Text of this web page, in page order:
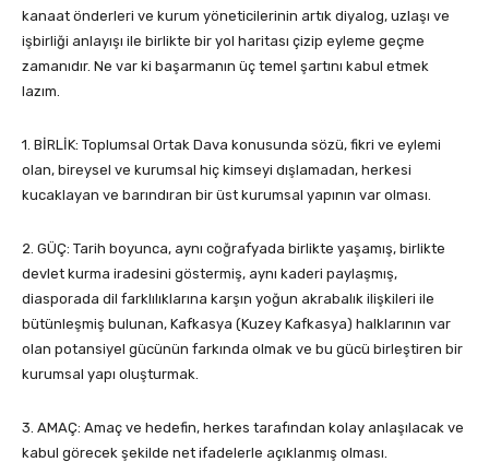
kanaat önderleri ve kurum yöneticilerinin artık diyalog, uzlaşı ve
işbirliği anlayışı ile birlikte bir yol haritası çizip eyleme geçme
zamanıdır. Ne var ki başarmanın üç temel şartını kabul etmek
lazım.
1. BİRLİK: Toplumsal Ortak Dava konusunda sözü, fikri ve eylemi
olan, bireysel ve kurumsal hiç kimseyi dışlamadan, herkesi
kucaklayan ve barındıran bir üst kurumsal yapının var olması.
2. GÜÇ: Tarih boyunca, aynı coğrafyada birlikte yaşamış, birlikte
devlet kurma iradesini göstermiş, aynı kaderi paylaşmış,
diasporada dil farklılıklarına karşın yoğun akrabalık ilişkileri ile
bütünleşmiş bulunan, Kafkasya (Kuzey Kafkasya) halklarının var
olan potansiyel gücünün farkında olmak ve bu gücü birleştiren bir
kurumsal yapı oluşturmak.
3. AMAÇ: Amaç ve hedefin, herkes tarafından kolay anlaşılacak ve
kabul görecek şekilde net ifadelerle açıklanmış olması.